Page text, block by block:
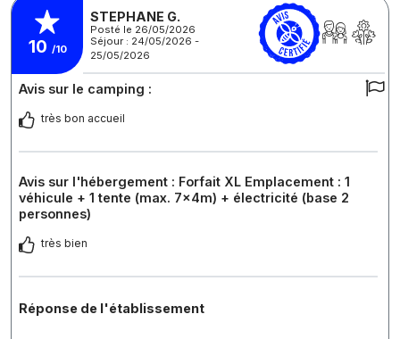
10 /10
STEPHANE G.
Posté le 26/05/2026
Séjour : 24/05/2026 -
25/05/2026
Avis sur le camping :
très bon accueil
Avis sur l'hébergement : Forfait XL Emplacement : 1
véhicule + 1 tente (max. 7x4m) + électricité (base 2
personnes)
très bien
Réponse de l'établissement